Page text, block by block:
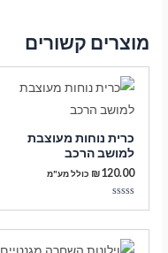
מוצרים קשורים
כרית נוחות מעוצבת
למושב הרכב
₪120.00 כולל מע"מ